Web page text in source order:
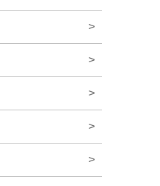
>
>
>
>
>